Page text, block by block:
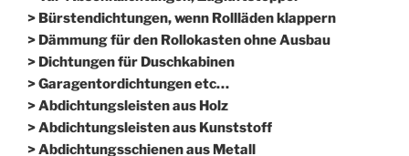
> Bürstendichtungen, wenn Rollläden klappern
> Dämmung für den Rollokasten ohne Ausbau
> Dichtungen für Duschkabinen
> Garagentordichtungen etc…
> Abdichtungsleisten aus Holz
> Abdichtungsleisten aus Kunststoff
> Abdichtungsschienen aus Metall